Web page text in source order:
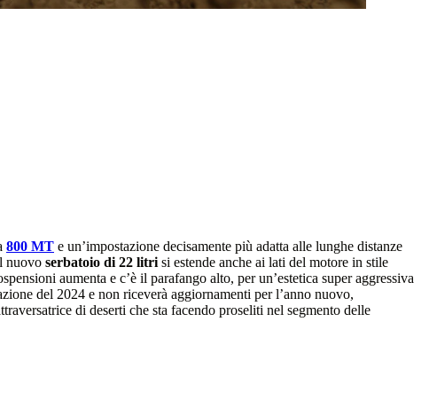
800 MT e un’impostazione decisamente più adatta alle lunghe distanze
nuovo serbatoio di 22 litri si estende anche ai lati del motore in stile
aumenta e c’è il parafango alto, per un’estetica super aggressiva
del 2024 e non riceverà aggiornamenti per l’anno nuovo,
di deserti che sta facendo proseliti nel segmento delle